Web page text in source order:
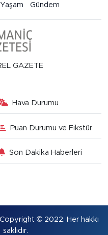
Yaşam Gündem
GAZETE
Hava Durumu
Puan Durumu ve Fikstür
Son Dakika Haberleri
© 2022. Her hakkı
saklıdır.